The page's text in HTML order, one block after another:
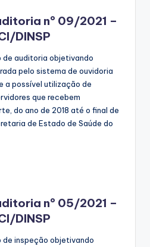
nº 09/2021 –
DINSP
de auditoria objetivando
pelo sistema de ouvidoria
a possível utilização de
que recebem
do ano de 2018 até o final de
de Estado de Saúde do
nº 05/2021 –
DINSP
inspeção objetivando